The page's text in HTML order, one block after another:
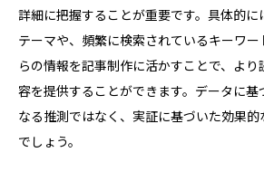
詳細に把握することが重要です。具体的
テーマや、頻繁に検索されているキーワ
らの情報を記事制作に活かすことで、よ
容を提供することができます。データに
なる推測ではなく、実証に基づいた効果
でしょう。